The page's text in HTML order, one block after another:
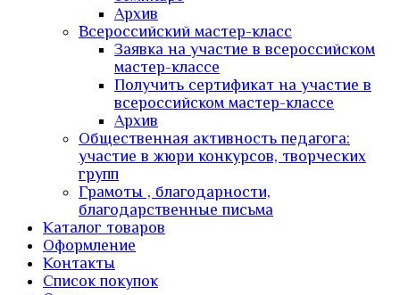
Архив
Всероссийский мастер-класс
Заявка на участие в всероссийском
мастер-классе
Получить сертификат на участие в
всероссийском мастер-классе
Архив
Общественная активность педагога:
участие в жюри конкурсов, творческих
групп
Грамоты , благодарности,
благодарственные письма
Каталог товаров
Оформление
Контакты
Список покупок